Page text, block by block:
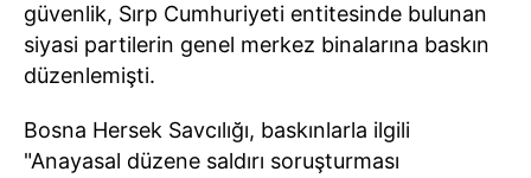
güvenlik, Sırp Cumhuriyeti entitesinde bulunan
siyasi partilerin genel merkez binalarına baskın
düzenlemişti.
Bosna Hersek Savcılığı, baskınlarla ilgili
"Anayasal düzene saldırı soruşturması